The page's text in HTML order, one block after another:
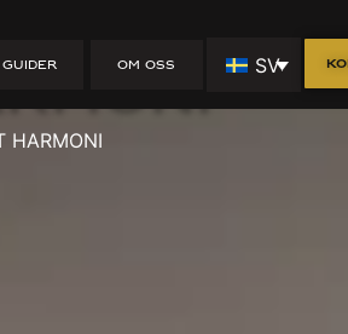
OM OSS SV
HARMONI